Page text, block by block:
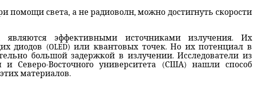
помощи света, а не радиоволн, можно достигнуть скорости
являются эффективными источниками излучения. Их
диодов (OLED) или квантовых точек. Но их потенциал в
большой задержкой в излучении. Исследователи из
и Северо-Восточного университета (США) нашли способ
материалов.